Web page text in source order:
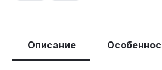
Описание